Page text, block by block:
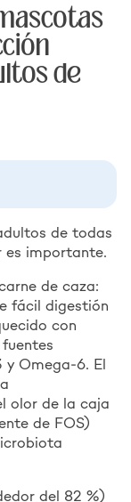
de
de todas
es importante.
de caza:
fácil digestión
con
y Omega-6. El
olor de la caja
de FOS)
del 82 %)